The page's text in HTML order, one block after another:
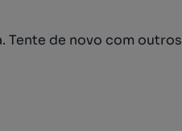
Tente de novo com outros